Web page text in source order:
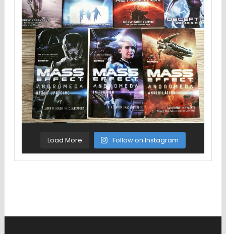
Load More Follow on Instagram